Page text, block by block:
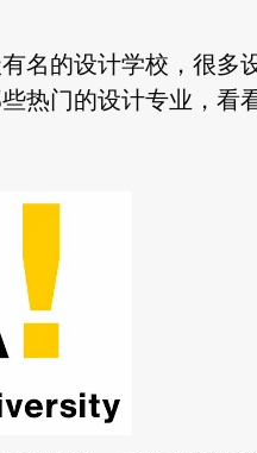
名的设计学校，很多
热门的设计专业，看